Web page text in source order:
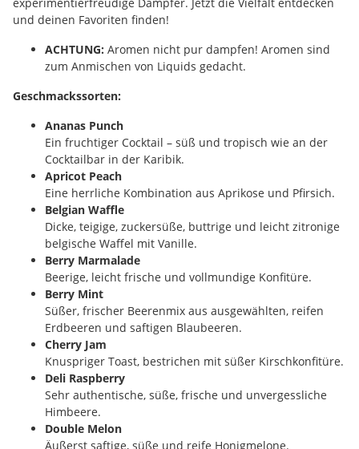
und deinen Favoriten finden!
ACHTUNG: Aromen nicht pur dampfen! Aromen sind
zum Anmischen von Liquids gedacht.
Geschmackssorten:
Ananas Punch
Ein fruchtiger Cocktail – süß und tropisch wie an der
Cocktailbar in der Karibik.
Apricot Peach
Eine herrliche Kombination aus Aprikose und Pfirsich.
Belgian Waffle
Dicke, teigige, zuckersüße, buttrige und leicht zitronige
belgische Waffel mit Vanille.
Berry Marmalade
Beerige, leicht frische und vollmundige Konfitüre.
Berry Mint
Süßer, frischer Beerenmix aus ausgewählten, reifen
Erdbeeren und saftigen Blaubeeren.
Cherry Jam
Knuspriger Toast, bestrichen mit süßer Kirschkonfitüre.
Deli Raspberry
Sehr authentische, süße, frische und unvergessliche
Himbeere.
Double Melon
Äußerst saftige, süße und reife Honigmelone.